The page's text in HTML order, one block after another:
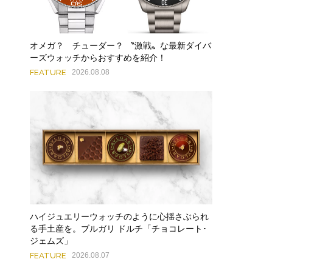
オメガ？ チューダー？ 〝激戦〟な最新ダイバ
ーズウォッチからおすすめを紹介！
FEATURE 2026.08.08
ハイジュエリーウォッチのように心揺さぶられ
る手土産を。ブルガリ ドルチ「チョコレート･
ジェムズ」
FEATURE 2026.08.07